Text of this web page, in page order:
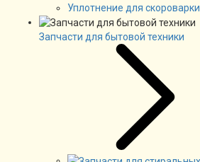
Уплотнение для скороварки
Запчасти для бытовой техники